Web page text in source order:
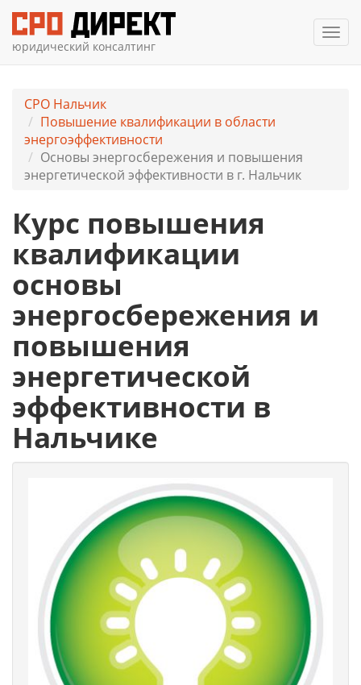
юридический консалтинг
СРО Нальчик
Повышение квалификации в области
энергоэффективности
Основы энергосбережения и повышения
энергетической эффективности в г. Нальчик
Курс повышения
квалификации
основы
энергосбережения и
повышения
энергетической
эффективности в
Нальчике